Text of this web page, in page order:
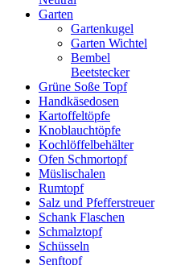
Garten
Gartenkugel
Garten Wichtel
Bembel
Beetstecker
Grüne Soße Topf
Handkäsedosen
Kartoffeltöpfe
Knoblauchtöpfe
Kochlöffelbehälter
Ofen Schmortopf
Müslischalen
Rumtopf
Salz und Pfefferstreuer
Schank Flaschen
Schmalztopf
Schüsseln
Senftopf